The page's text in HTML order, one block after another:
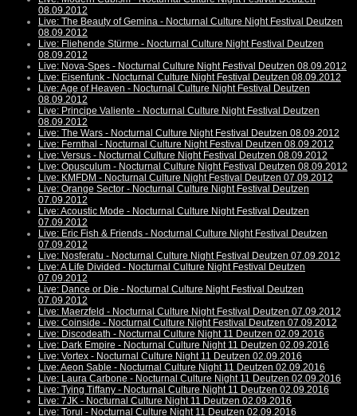
08.09.2012
Live: The Beauty of Gemina - Nocturnal Culture Night Festival Deutzen
08.09.2012
Live: Fliehende Stürme - Nocturnal Culture Night Festival Deutzen
08.09.2012
Live: Nova-Spes - Nocturnal Culture Night Festival Deutzen 08.09.2012
Live: Eisenfunk - Nocturnal Culture Night Festival Deutzen 08.09.2012
Live: Age of Heaven - Nocturnal Culture Night Festival Deutzen
08.09.2012
Live: Principe Valiente - Nocturnal Culture Night Festival Deutzen
08.09.2012
Live: The Wars - Nocturnal Culture Night Festival Deutzen 08.09.2012
Live: Fernthal - Nocturnal Culture Night Festival Deutzen 08.09.2012
Live: Versus - Nocturnal Culture Night Festival Deutzen 08.09.2012
Live: Opusculum - Nocturnal Culture Night Festival Deutzen 08.09.2012
Live: KMFDM - Nocturnal Culture Night Festival Deutzen 07.09.2012
Live: Orange Sector - Nocturnal Culture Night Festival Deutzen
07.09.2012
Live: Acoustic Mode - Nocturnal Culture Night Festival Deutzen
07.09.2012
Live: Eric Fish & Friends - Nocturnal Culture Night Festival Deutzen
07.09.2012
Live: Nosferatu - Nocturnal Culture Night Festival Deutzen 07.09.2012
Live: A Life Divided - Nocturnal Culture Night Festival Deutzen
07.09.2012
Live: Dance or Die - Nocturnal Culture Night Festival Deutzen
07.09.2012
Live: Maerzfeld - Nocturnal Culture Night Festival Deutzen 07.09.2012
Live: Coinside - Nocturnal Culture Night Festival Deutzen 07.09.2012
Live: Discodeath - Nocturnal Culture Night 11 Deutzen 02.09.2016
Live: Dark Empire - Nocturnal Culture Night 11 Deutzen 02.09.2016
Live: Vortex - Nocturnal Culture Night 11 Deutzen 02.09.2016
Live: Aeon Sable - Nocturnal Culture Night 11 Deutzen 02.09.2016
Live: Laura Carbone - Nocturnal Culture Night 11 Deutzen 02.09.2016
Live: Tying Tiffany - Nocturnal Culture Night 11 Deutzen 02.09.2016
Live: 7JK - Nocturnal Culture Night 11 Deutzen 02.09.2016
Live: Torul - Nocturnal Culture Night 11 Deutzen 02.09.2016